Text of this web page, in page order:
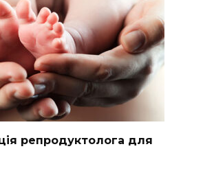
репродуктолога для